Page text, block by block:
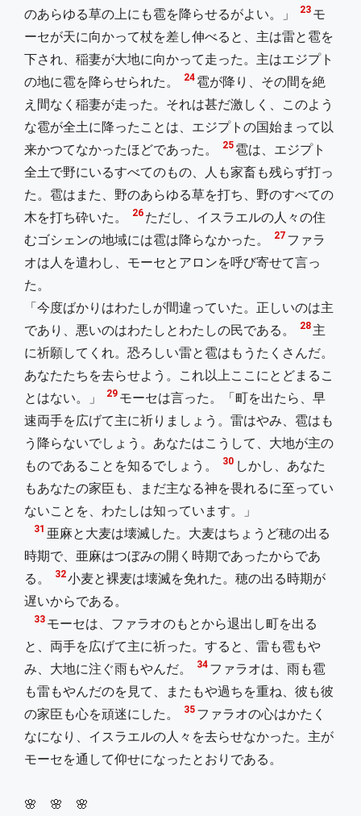
のあらゆる草の上にも雹を降らせるがよい。」
23 モ
ーセが天に向かって杖を差し伸べると、主は雷と雹を
下され、稲妻が大地に向かって走った。主はエジプト
の地に雹を降らせられた。
24 雹が降り、その間を絶
え間なく稲妻が走った。それは甚だ激しく、このよう
な雹が全土に降ったことは、エジプトの国始まって以
来かつてなかったほどであった。
25 雹は、エジプト
全土で野にいるすべてのもの、人も家畜も残らず打っ
た。雹はまた、野のあらゆる草を打ち、野のすべての
木を打ち砕いた。
26 ただし、イスラエルの人々の住
むゴシェンの地域には雹は降らなかった。
27 ファラ
オは人を遣わし、モーセとアロンを呼び寄せて言っ
た。
「今度ばかりはわたしが間違っていた。正しいのは主
であり、悪いのはわたしとわたしの民である。
28 主
に祈願してくれ。恐ろしい雷と雹はもうたくさんだ。
あなたたちを去らせよう。これ以上ここにとどまるこ
とはない。」
29 モーセは言った。「町を出たら、早
速両手を広げて主に祈りましょう。雷はやみ、雹はも
う降らないでしょう。あなたはこうして、大地が主の
ものであることを知るでしょう。
30 しかし、あなた
もあなたの家臣も、まだ主なる神を畏れるに至ってい
ないことを、わたしは知っています。」
31 亜麻と大麦は壊滅した。大麦はちょうど穂の出る
時期で、亜麻はつぼみの開く時期であったからであ
る。
32小麦と裸麦は壊滅を免れた。穂の出る時期が
遅いからである。
33 モーセは、ファラオのもとから退出し町を出る
と、両手を広げて主に祈った。すると、雷も雹もや
み、大地に注ぐ雨もやんだ。
34 ファラオは、雨も雹
も雷もやんだのを見て、またもや過ちを重ね、彼も彼
の家臣も心を頑迷にした。
35 ファラオの心はかたく
なになり、イスラエルの人々を去らせなかった。主が
モーセを通して仰せになったとおりである。
🌸 🌸 🌸